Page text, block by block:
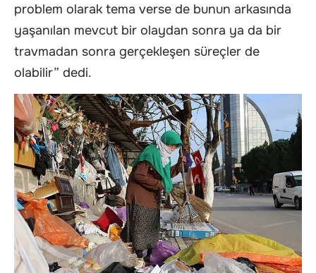
problem olarak tema verse de bunun arkasında
yaşanılan mevcut bir olaydan sonra ya da bir
travmadan sonra gerçekleşen süreçler de
olabilir” dedi.